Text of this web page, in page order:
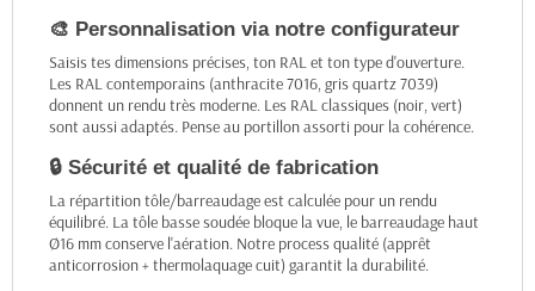
🎨 Personnalisation via notre configurateur
Saisis tes dimensions précises, ton RAL et ton type d'ouverture.
Les RAL contemporains (anthracite 7016, gris quartz 7039)
donnent un rendu très moderne. Les RAL classiques (noir, vert)
sont aussi adaptés. Pense au portillon assorti pour la cohérence.
🔒 Sécurité et qualité de fabrication
La répartition tôle/barreaudage est calculée pour un rendu
équilibré. La tôle basse soudée bloque la vue, le barreaudage haut
Ø16 mm conserve l'aération. Notre process qualité (apprêt
anticorrosion + thermolaquage cuit) garantit la durabilité.